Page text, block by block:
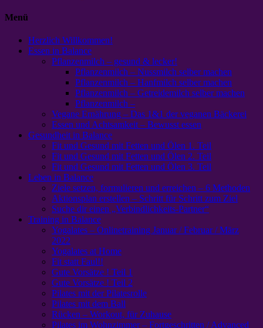
Menü
Herzlich Willkommen!
Essen in Balance
Pflanzenmilch – gesund & lecker!
Pflanzenmilch – Nussmilch selber machen
Pflanzenmilch – Hanfmilch selber machen
Pflanzenmilch – Getreidemilch selber machen
Pflanzenmilch –
Vegane Ernährung – Das 1&1 der veganen Bäckerei
Essen und Achtsamkeit – Bewusst essen
Gesundheit in Balance
Fit und Gesund mit Fetten und Ölen 1. Teil
Fit und Gesund mit Fetten und Ölen 2. Teil
Fit und Gesund mit Fetten und Ölen 3. Teil
Leben in Balance
Ziele setzen, formulieren und erreichen – 6 Methoden
Aktionsplan erstellen – Schritt für Schritt zum Ziel
Suche dir einen „Verbindlichkeits-Partner“
Training in Balance
Yogalates – Onlinetraining Januar / Februar / März
2022
Yogalates at Home
Fit statt Faul!!
Gute Vorsätze ! Teil 1
Gute Vorsätze ! Teil 2
Pilates mit der Pilatesrolle
Pilates mit dem Ball
Rücken – Workout, für Zuhause
Pilates im Wohnzimmer – Fortgeschritten / Advanced